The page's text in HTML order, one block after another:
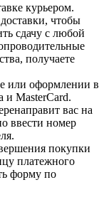
курьером.
чтобы
сдачу с любой
получаете
или оформлении в
и MasterCard.
вас на
ввести номер
покупки
платежного
форму по